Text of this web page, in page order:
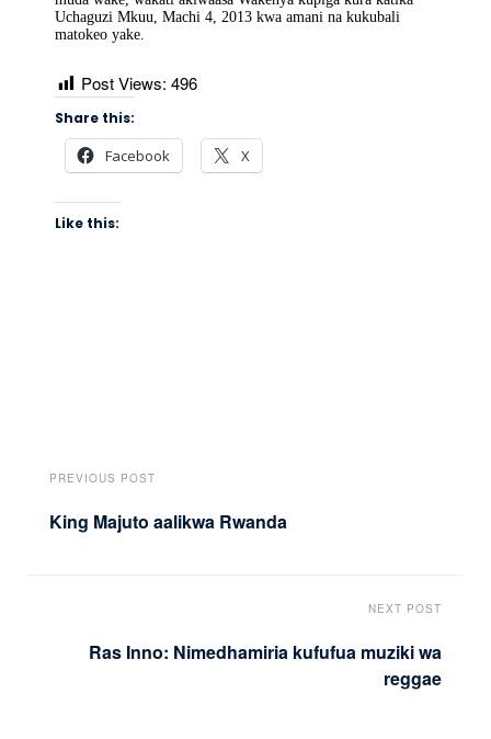
Uchaguzi Mkuu, Machi 4, 2013 kwa amani na kukubali
matokeo yake.
Post Views: 496
Share this:
Facebook X
Like this:
PREVIOUS POST
King Majuto aalikwa Rwanda
NEXT POST
Ras Inno: Nimedhamiria kufufua muziki wa
reggae